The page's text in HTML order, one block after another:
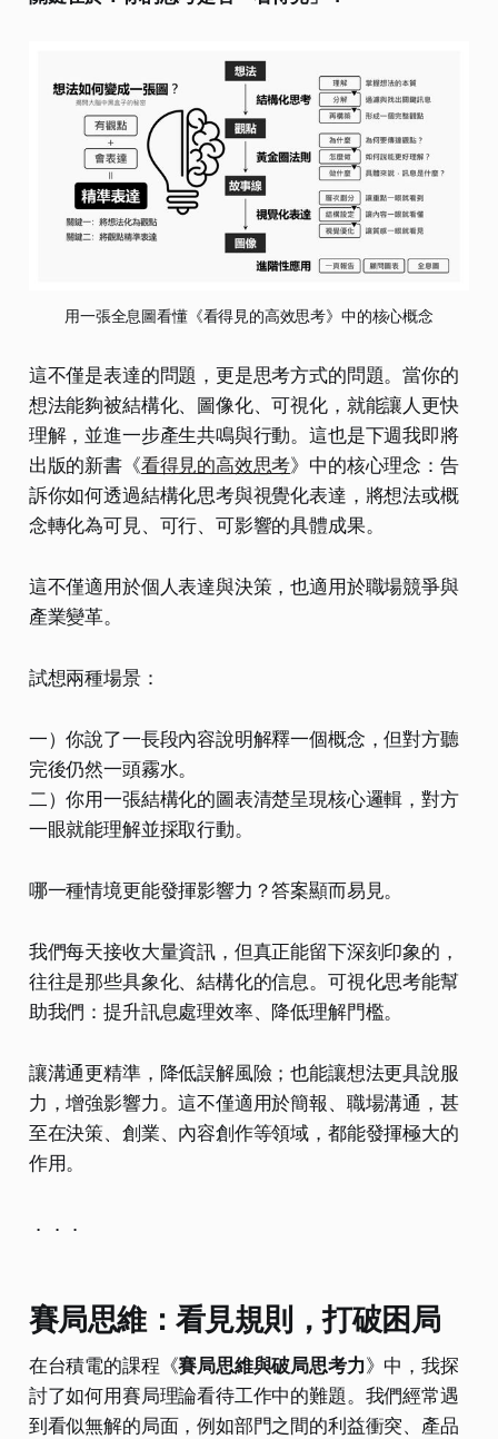
用一張全息圖看懂《看得見的高效思考》中的核心概念
這不僅是表達的問題，更是思考方式的問題。當你的
想法能夠被結構化、圖像化、可視化，就能讓人更快
理解，並進一步產生共鳴與行動。這也是下週我即將
出版的新書《看得見的高效思考》中的核心理念：告
訴你如何透過結構化思考與視覺化表達，將想法或概
念轉化為可見、可行、可影響的具體成果。
這不僅適用於個人表達與決策，也適用於職場競爭與
產業變革。
試想兩種場景：
一）你說了一長段內容說明解釋一個概念，但對方聽
完後仍然一頭霧水。
二）你用一張結構化的圖表清楚呈現核心邏輯，對方
一眼就能理解並採取行動。
哪一種情境更能發揮影響力？答案顯而易見。
我們每天接收大量資訊，但真正能留下深刻印象的，
往往是那些具象化、結構化的信息。可視化思考能幫
助我們：提升訊息處理效率、降低理解門檻。
讓溝通更精準，降低誤解風險；也能讓想法更具說服
力，增強影響力。這不僅適用於簡報、職場溝通，甚
至在決策、創業、內容創作等領域，都能發揮極大的
作用。
．．．
賽局思維：看見規則，打破困局
在台積電的課程《賽局思維與破局思考力》中，我探
討了如何用賽局理論看待工作中的難題。我們經常遇
到看似無解的局面，例如部門之間的利益衝突、產品